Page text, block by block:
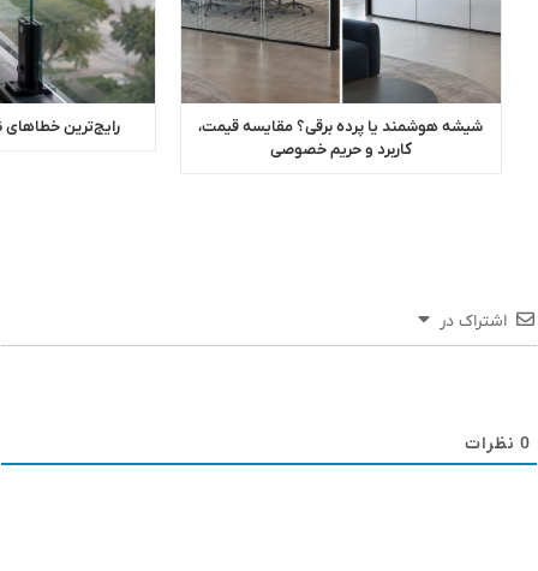
شیشه هوشمند یا پرده برقی؟ مقایسه قیمت،
کاربرد و حریم خصوصی
رایج‌ترین
اشتراک در
0 نظرات